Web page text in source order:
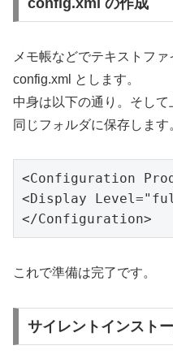
メモ帳などでテキストフ
config.xml とします。
中身は以下の通り。そし
同じフォルダに保存します
<Configuration
<Display
</Configuration>
これで準備は完了です。
サイレントインスト